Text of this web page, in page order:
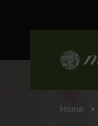
Home